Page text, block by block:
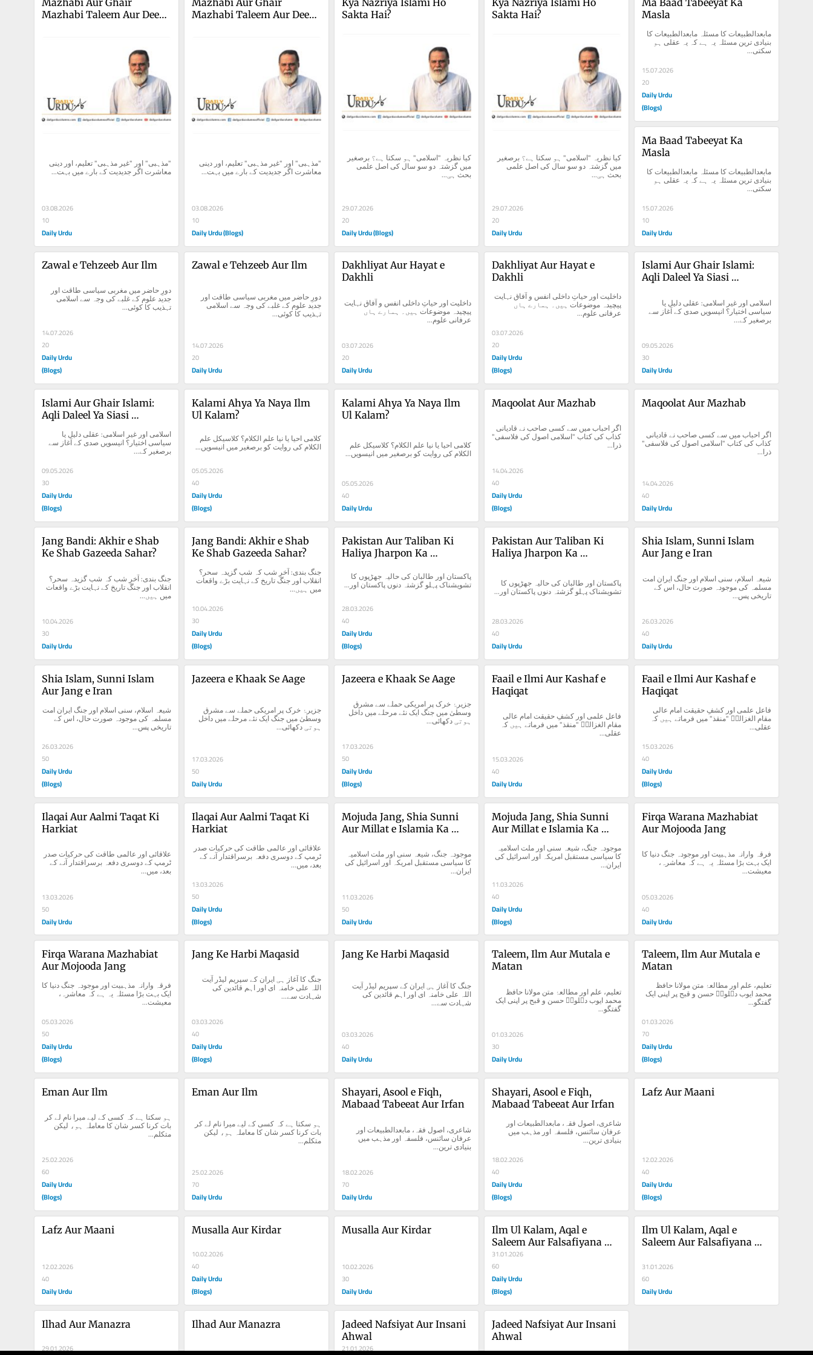
Mazhabi Taleem Aur Deeni
"مذہبی" اور "غیر مذہبی" تعلیم، اور دینی
معاشرت اگر جدیدیت کے بارے میں بہت...
03.08.2026
10
Daily Urdu
Mazhabi Taleem Aur Deeni
"مذہبی" اور "غیر مذہبی" تعلیم، اور دینی
معاشرت اگر جدیدیت کے بارے میں بہت...
03.08.2026
10
Daily Urdu (Blogs)
Sakta Hai?
کیا نظریہ "اسلامی" ہو سکتا ہے؟ برصغیر
میں گزشتہ دو سو سال کی اصل علمی
بحث ہی...
29.07.2026
20
Daily Urdu (Blogs)
Sakta Hai?
کیا نظریہ "اسلامی" ہو سکتا ہے؟ برصغیر
میں گزشتہ دو سو سال کی اصل علمی
بحث ہی...
29.07.2026
20
Daily Urdu
Masla
سکتی...
15.07.2026
20
Daily Urdu
(Blogs)
Ma Baad Tabeeyat Ka
Masla
سکتی...
15.07.2026
10
Daily Urdu
Zawal e Tehzeeb Aur Ilm
دورِ حاضر میں مغربی سیاسی طاقت اور
جدید علوم کے غلبے کی وجہ سے اسلامی
تہذیب کا کوئی...
14.07.2026
20
Daily Urdu
(Blogs)
Zawal e Tehzeeb Aur Ilm
دورِ حاضر میں مغربی سیاسی طاقت اور
جدید علوم کے غلبے کی وجہ سے اسلامی
تہذیب کا کوئی...
14.07.2026
20
Daily Urdu
Dakhliyat Aur Hayat e
Dakhli
داخلیت اور حیاتِ داخلی انفس و آفاق نہایت
عرفانی علوم...
03.07.2026
20
Daily Urdu
Dakhliyat Aur Hayat e
Dakhli
داخلیت اور حیاتِ داخلی انفس و آفاق نہایت
عرفانی علوم...
03.07.2026
20
Daily Urdu
(Blogs)
Islami Aur Ghair Islami:
Aqli Daleel Ya Siasi
سیاسی اختیار؟ انیسویں صدی کے آغاز سے
برصغیر کے...
09.05.2026
30
Daily Urdu
Islami Aur Ghair Islami:
Aqli Daleel Ya Siasi
سیاسی اختیار؟ انیسویں صدی کے آغاز سے
برصغیر کے...
09.05.2026
30
Daily Urdu
(Blogs)
Kalami Ahya Ya Naya Ilm
Ul Kalam?
کلامی احیا یا نیا علم الکلام؟ کلاسیکل علم
الکلام کی روایت کو برصغیر میں انیسویں...
05.05.2026
40
Daily Urdu
(Blogs)
Kalami Ahya Ya Naya Ilm
Ul Kalam?
کلامی احیا یا نیا علم الکلام؟ کلاسیکل علم
الکلام کی روایت کو برصغیر میں انیسویں...
05.05.2026
40
Daily Urdu
Maqoolat Aur Mazhab
اگر احباب میں سے کسی صاحب نے قادیانی
کذاب کی کتاب "اسلامی اصول کی فلاسفی"
ذرا...
14.04.2026
40
Daily Urdu
(Blogs)
Maqoolat Aur Mazhab
اگر احباب میں سے کسی صاحب نے قادیانی
کذاب کی کتاب "اسلامی اصول کی فلاسفی"
ذرا...
14.04.2026
40
Daily Urdu
Jang Bandi: Akhir e Shab
Ke Shab Gazeeda Sahar?
انقلاب اور جنگ تاریخ کے نہایت بڑے واقعات
میں ہیں...
10.04.2026
30
Daily Urdu
Jang Bandi: Akhir e Shab
Ke Shab Gazeeda Sahar?
انقلاب اور جنگ تاریخ کے نہایت بڑے واقعات
میں ہیں...
10.04.2026
30
Daily Urdu
(Blogs)
Pakistan Aur Taliban Ki
Haliya Jharpon Ka
تشویشناک پہلو گزشتہ دنوں پاکستان اور...
28.03.2026
40
Daily Urdu
(Blogs)
Pakistan Aur Taliban Ki
Haliya Jharpon Ka
تشویشناک پہلو گزشتہ دنوں پاکستان اور...
28.03.2026
40
Daily Urdu
Shia Islam, Sunni Islam
Aur Jang e Iran
شیعہ اسلام، سنی اسلام اور جنگ ایران امت
مسلمہ کی موجودہ صورت حال، اس کے
تاریخی پس...
26.03.2026
40
Daily Urdu
Shia Islam, Sunni Islam
Aur Jang e Iran
شیعہ اسلام، سنی اسلام اور جنگ ایران امت
مسلمہ کی موجودہ صورت حال، اس کے
تاریخی پس...
26.03.2026
50
Daily Urdu
(Blogs)
Jazeera e Khaak Se Aage
جزیرۂ خرک پر امریکی حملے سے مشرق
ہوتی دکھائی...
17.03.2026
50
Daily Urdu
Jazeera e Khaak Se Aage
جزیرۂ خرک پر امریکی حملے سے مشرق
ہوتی دکھائی...
17.03.2026
50
Daily Urdu
(Blogs)
Faail e Ilmi Aur Kashaf e
Haqiqat
فاعل علمی اور کشفِ حقیقت امام عالی
عقلی...
15.03.2026
40
Daily Urdu
Faail e Ilmi Aur Kashaf e
Haqiqat
فاعل علمی اور کشفِ حقیقت امام عالی
عقلی...
15.03.2026
40
Daily Urdu
(Blogs)
Ilaqai Aur Aalmi Taqat Ki
Harkiat
علاقائی اور عالمی طاقت کی حرکیات صدر
ٹرمپ کے دوسری دفعہ برسراقتدار آنے کے
بعد، میں...
13.03.2026
50
Daily Urdu
Ilaqai Aur Aalmi Taqat Ki
Harkiat
ٹرمپ کے دوسری دفعہ برسراقتدار آنے کے
بعد، میں...
13.03.2026
50
Daily Urdu
(Blogs)
Mojuda Jang, Shia Sunni
Aur Millat e Islamia Ka
کا سیاسی مستقبل امریکہ اور اسرائیل کی
ایران...
11.03.2026
50
Daily Urdu
Mojuda Jang, Shia Sunni
Aur Millat e Islamia Ka
کا سیاسی مستقبل امریکہ اور اسرائیل کی
ایران...
11.03.2026
40
Daily Urdu
(Blogs)
Firqa Warana Mazhabiat
Aur Mojooda Jang
معیشت...
05.03.2026
40
Daily Urdu
Firqa Warana Mazhabiat
Aur Mojooda Jang
معیشت...
05.03.2026
50
Daily Urdu
(Blogs)
Jang Ke Harbi Maqasid
جنگ کا آغاز ہی ایران کے سپریم لیڈر آیت
اللہ علی خامنہ ای اور اہم قائدین کی
شہادت سے...
03.03.2026
40
Daily Urdu
(Blogs)
Jang Ke Harbi Maqasid
جنگ کا آغاز ہی ایران کے سپریم لیڈر آیت
اللہ علی خامنہ ای اور اہم قائدین کی
شہادت سے...
03.03.2026
40
Daily Urdu
Taleem, Ilm Aur Mutala e
Matan
تعلیم، علم اور مطالعۂ متن مولانا حافظ
محمد ایوب دہلویؒ حسن و قبح پر اپنی ایک
گفتگو...
01.03.2026
30
Daily Urdu
Taleem, Ilm Aur Mutala e
Matan
تعلیم، علم اور مطالعۂ متن مولانا حافظ
محمد ایوب دہلویؒ حسن و قبح پر اپنی ایک
گفتگو...
01.03.2026
70
Daily Urdu
(Blogs)
Eman Aur Ilm
ہو سکتا ہے کہ کسی کے لیے میرا نام لے کر
متکلم...
25.02.2026
60
Daily Urdu
(Blogs)
Eman Aur Ilm
ہو سکتا ہے کہ کسی کے لیے میرا نام لے کر
متکلم...
25.02.2026
70
Daily Urdu
Shayari, Asool e Fiqh,
Mabaad Tabeeat Aur Irfan
شاعری، اصول فقہ، مابعدالطبیعات اور
عرفان سائنس، فلسفہ اور مذہب میں
بنیادی ترین...
18.02.2026
70
Daily Urdu
Shayari, Asool e Fiqh,
Mabaad Tabeeat Aur Irfan
شاعری، اصول فقہ، مابعدالطبیعات اور
عرفان سائنس، فلسفہ اور مذہب میں
بنیادی ترین...
18.02.2026
40
Daily Urdu
(Blogs)
Lafz Aur Maani
12.02.2026
40
Daily Urdu
(Blogs)
Lafz Aur Maani
12.02.2026
40
Daily Urdu
Musalla Aur Kirdar
10.02.2026
40
Daily Urdu
(Blogs)
Musalla Aur Kirdar
10.02.2026
30
Daily Urdu
Ilm Ul Kalam, Aqal e
Saleem Aur Falsafiyana
Aqal
31.01.2026
60
Daily Urdu
(Blogs)
Ilm Ul Kalam, Aqal e
Saleem Aur Falsafiyana
31.01.2026
60
Daily Urdu
Ilhad Aur Manazra
29.01.2026
Ilhad Aur Manazra
Jadeed Nafsiyat Aur Insani
Ahwal
21.01.2026
Jadeed Nafsiyat Aur Insani
Ahwal